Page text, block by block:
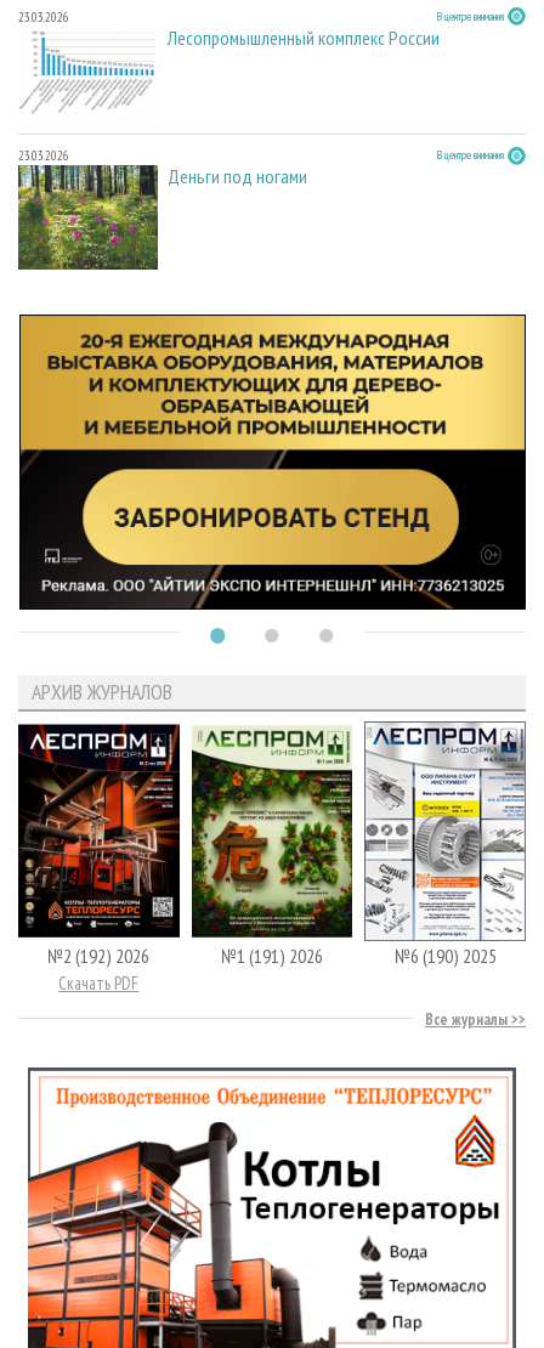
23.03.2026 В центре внимания
Лесопромышленный комплекс России
23.03.2026 В центре внимания
Деньги под ногами
АРХИВ ЖУРНАЛОВ
№2 (192) 2026
Скачать PDF
№1 (191) 2026 №6 (190) 2025
Все журналы